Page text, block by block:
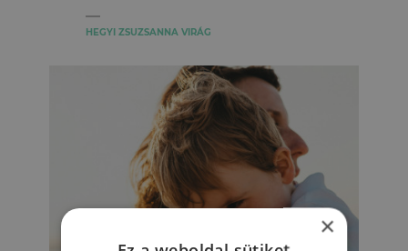
HEGYI ZSUZSANNA VIRÁG
×